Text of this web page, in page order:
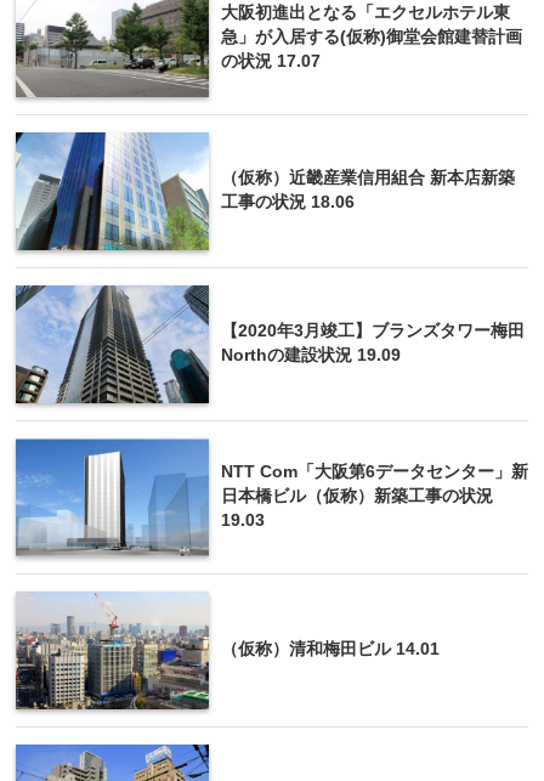
大阪初進出となる「エクセルホテル東
急」が入居する(仮称)御堂会館建替計画
の状況 17.07
（仮称）近畿産業信用組合 新本店新築
工事の状況 18.06
【2020年3月竣工】ブランズタワー梅田
Northの建設状況 19.09
NTT Com「大阪第6データセンター」新
日本橋ビル（仮称）新築工事の状況
19.03
（仮称）清和梅田ビル 14.01